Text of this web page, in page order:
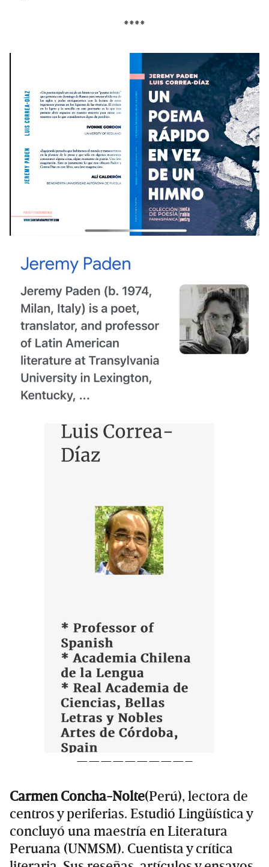
****
—————————–
Carmen Concha-Nolte(Perú), lectora de
centros y periferias. Estudió Lingüística y
concluyó una maestría en Literatura
Peruana (UNMSM). Cuentista y crítica